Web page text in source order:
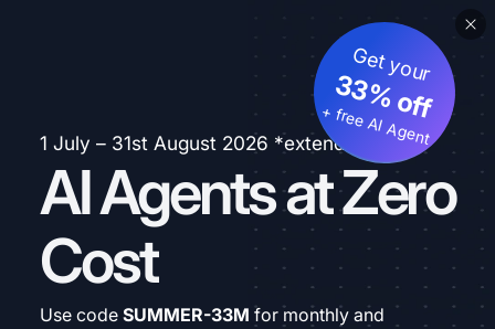
1 July – 31st August 2026 *extended
AI Agents at Zero
Cost
Get your
33% off
+ free AI Agent
Use code SUMMER-33M for monthly and